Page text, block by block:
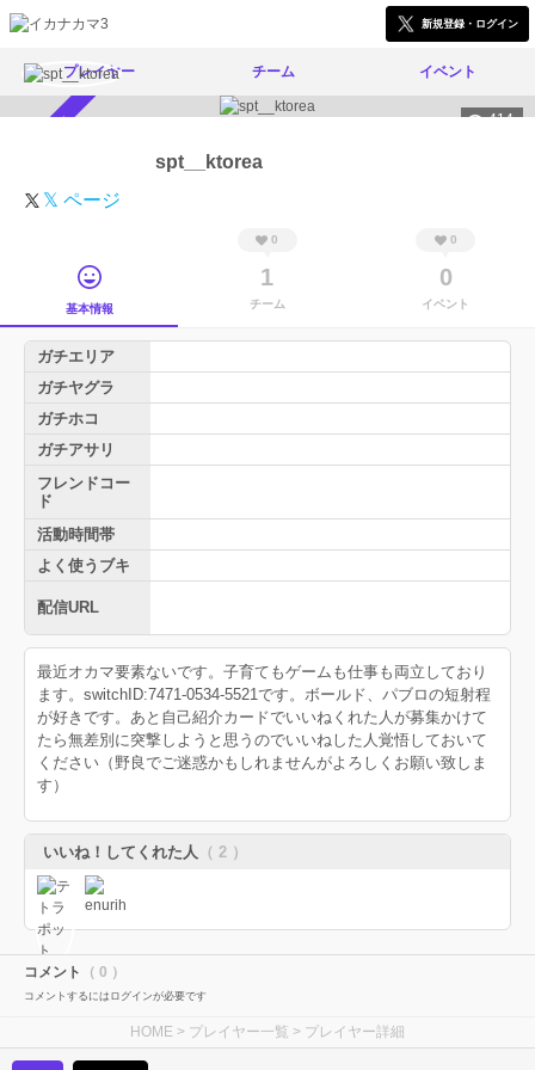
新規登録・ログイン
プレイヤー チーム イベント
414
spt__ktorea
𝕏 ページ
基本情報
0
1
チーム
0
0
イベント
ガチエリア
ガチヤグラ
ガチホコ
ガチアサリ
フレンドコー
ド
活動時間帯
よく使うブキ
配信URL
最近オカマ要素ないです。子育てもゲームも仕事も両立しており
ます。switchID:7471-0534-5521です。ボールド、パブロの短射程
が好きです。あと自己紹介カードでいいねくれた人が募集かけて
たら無差別に突撃しようと思うのでいいねした人覚悟しておいて
ください（野良でご迷惑かもしれませんがよろしくお願い致しま
す）
いいね！してくれた人 （ 2 ）
コメント （ 0 ）
コメントするにはログインが必要です
HOME > プレイヤー一覧 > プレイヤー詳細